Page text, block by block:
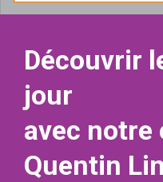
Découvrir
jour
avec notre
Quentin